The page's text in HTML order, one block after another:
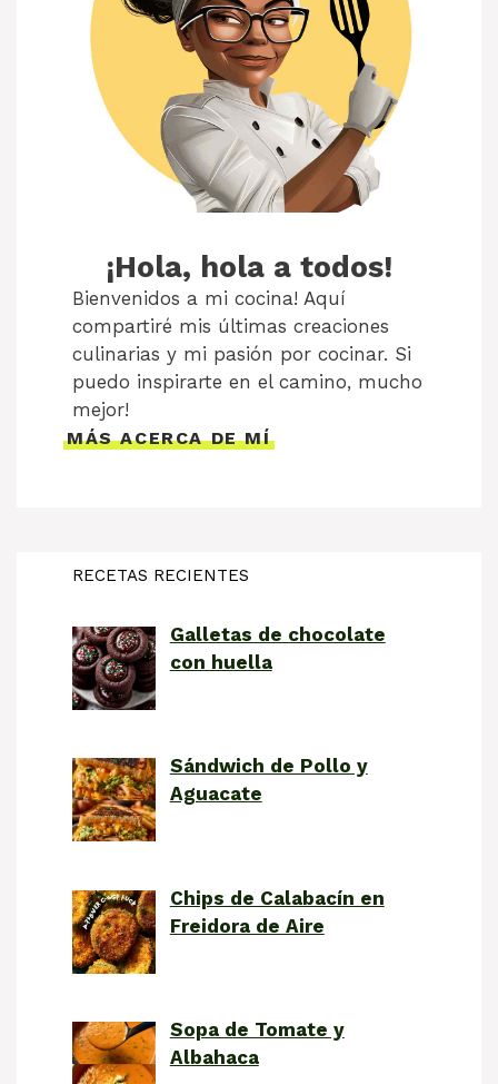
¡Hola, hola a todos!
Bienvenidos a mi cocina! Aquí
compartiré mis últimas creaciones
culinarias y mi pasión por cocinar. Si
puedo inspirarte en el camino, mucho
mejor!
MÁS ACERCA DE MÍ
RECETAS RECIENTES
Galletas de chocolate
con huella
Sándwich de Pollo y
Aguacate
Chips de Calabacín en
Freidora de Aire
Sopa de Tomate y
Albahaca